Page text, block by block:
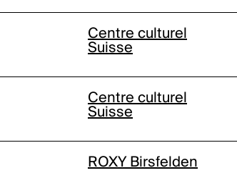
Centre culturel
Suisse
Centre culturel
Suisse
ROXY Birsfelden